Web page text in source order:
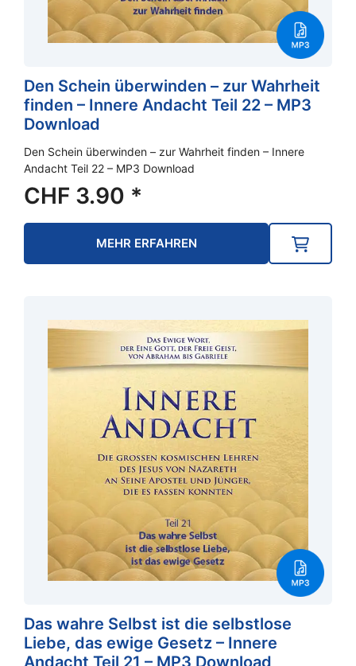
Den Schein überwinden – zur Wahrheit
finden – Innere Andacht Teil 22 – MP3
Download
Den Schein überwinden – zur Wahrheit finden – Innere
Andacht Teil 22 – MP3 Download
CHF 3.90 *
MEHR ERFAHREN
Das wahre Selbst ist die selbstlose
Liebe, das ewige Gesetz – Innere
Andacht Teil 21 – MP3 Download